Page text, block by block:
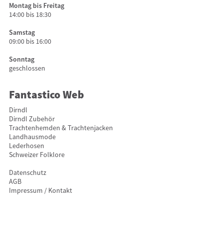
Montag bis Freitag
14:00 bis 18:30
Samstag
09:00 bis 16:00
Sonntag
geschlossen
Fantastico Web
Dirndl
Dirndl Zubehör
Trachtenhemden & Trachtenjacken
Landhausmode
Lederhosen
Schweizer Folklore
Datenschutz
AGB
Impressum / Kontakt